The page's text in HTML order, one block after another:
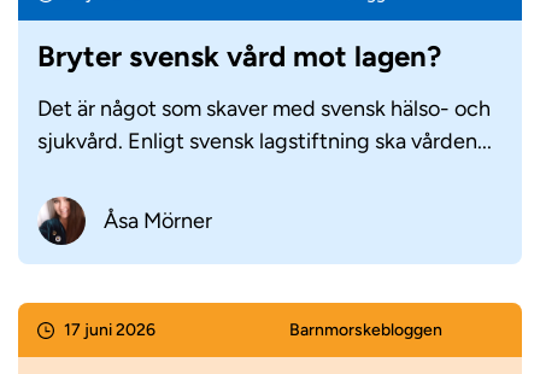
Bryter svensk vård mot lagen?
Det är något som skaver med svensk hälso- och
sjukvård. Enligt svensk lagstiftning ska vården...
Åsa Mörner
17 juni 2026 Barnmorske­bloggen